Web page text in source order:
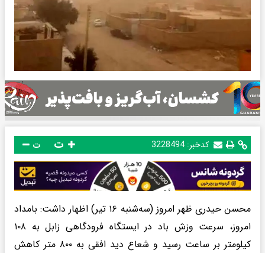
کدخبر: 3228494 ت
محسن حیدری ظهر امروز (سه‌شنبه ۱۶ تیر) اظهار داشت: بامداد
امروز، سرعت وزش باد در ایستگاه فرودگاهی زابل به ۱۰۸
کیلومتر بر ساعت رسید و شعاع دید افقی به ۸۰۰ متر کاهش